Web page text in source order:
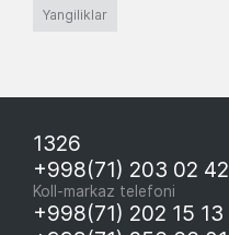
Yangiliklar
1326
+998(71) 203 02 42
Koll-markaz telefoni
+998(71) 202 15 13